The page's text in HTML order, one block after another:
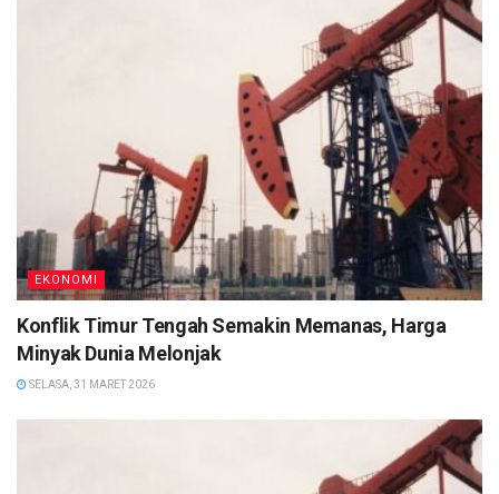
EKONOMI
Konflik Timur Tengah Semakin Memanas, Harga
Minyak Dunia Melonjak
SELASA, 31 MARET 2026